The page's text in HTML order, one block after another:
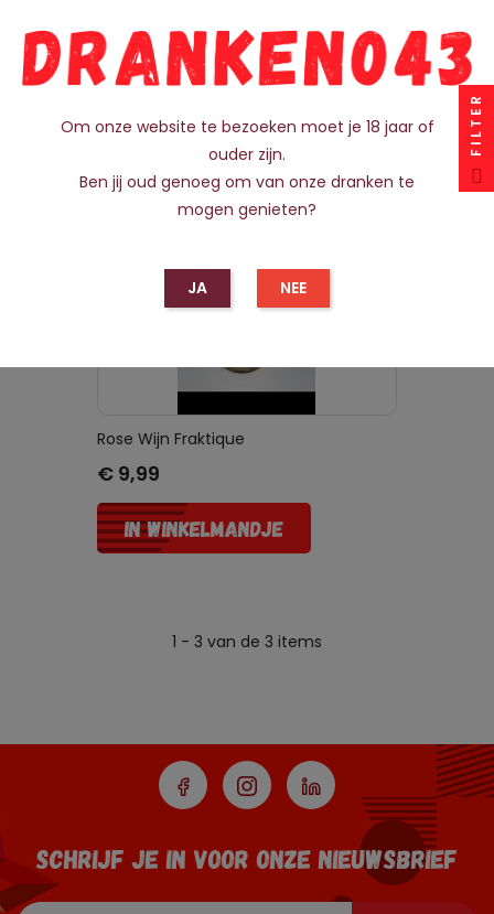
UITVERKOCHT
Rose Wijn Fraktique
Prijs
€ 9,99
IN WINKELMANDJE
1 - 3 van de 3 items
SCHRIJF JE IN VOOR ONZE NIEUWSBRIEF
Om onze website te bezoeken moet je 18 jaar of
ouder zijn.
Ben jij oud genoeg om van onze dranken te
mogen genieten?
JA NEE
FILTER